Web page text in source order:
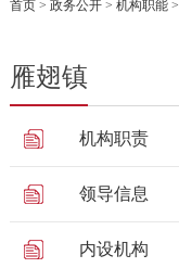
首页> 政务公开> 机构职能>
雁翅镇
机构职责
领导信息
内设机构